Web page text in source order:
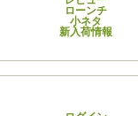
ローンチ
小ネタ
新入荷情報